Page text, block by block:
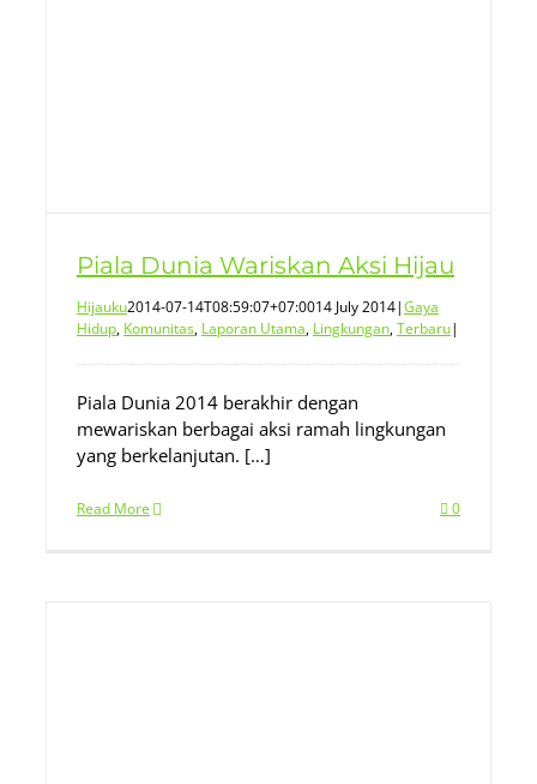
Piala Dunia Wariskan Aksi Hijau
Hijauku2014-07-14T08:59:07+07:0014 July 2014|Gaya
Hidup, Komunitas, Laporan Utama, Lingkungan,Terbaru|
Piala Dunia 2014 berakhir dengan
mewariskan berbagai aksi ramah lingkungan
yang berkelanjutan. […]
Read More 0